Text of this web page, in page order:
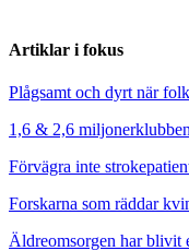
Artiklar i fokus
Plågsamt och dyrt när
1,6 & 2,6
Förvägra inte
Forskarna som räddar
Äldreomsorgen har blivit